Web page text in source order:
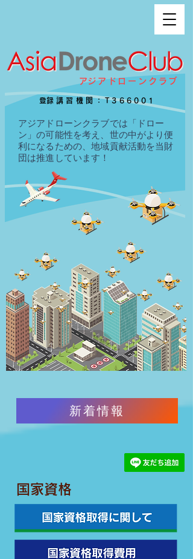
​アジアドローンクラブ
アジアドローンクラブでは「ドロー
ン」の可能性を考え、世の中がより便
利になるための、地域貢献活動を当財
団は推進しています！
​登録講習機関：T366001
新着情報
国家資格